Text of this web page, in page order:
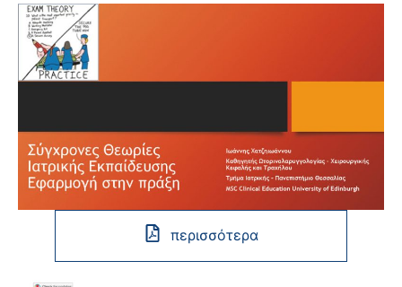
περισσότερα